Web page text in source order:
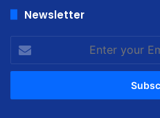
Newsletter
your
Email